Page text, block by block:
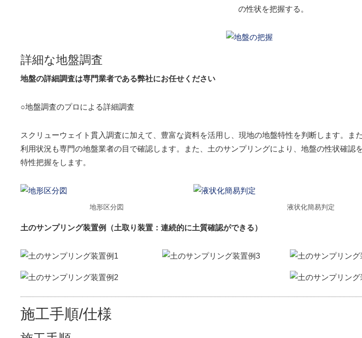
の性状を把握する。
詳細な地盤調査
地盤の詳細調査は専門業者である弊社にお任せください
○地盤調査のプロによる詳細調査
スクリューウェイト貫入調査に加えて、豊富な資料を活用し、現地の地盤特性を判断します。ま
利用状況も専門の地盤業者の目で確認します。また、土のサンプリングにより、地盤の性状確認
特性把握をします。
地形区分図 液状化簡易判定
土のサンプリング装置例（土取り装置：連続的に土質確認ができる）
施工手順/仕様